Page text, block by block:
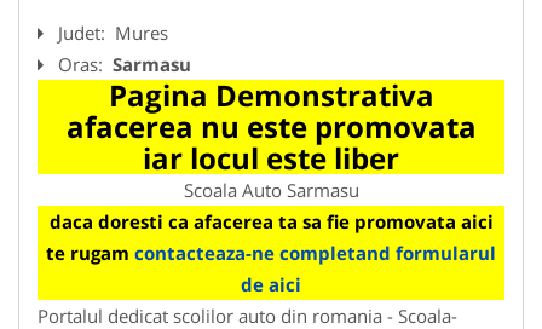
Judet: Mures
Oras: Sarmasu
Pagina Demonstrativa
afacerea nu este promovata
iar locul este liber
Scoala Auto Sarmasu
daca doresti ca afacerea ta sa fie promovata aici
te rugam contacteaza-ne completand formularul
de aici
Portalul dedicat scolilor auto din romania - Scoala-